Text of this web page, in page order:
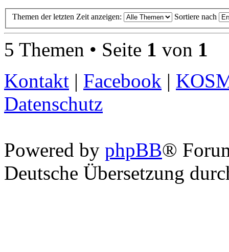
Themen der letzten Zeit anzeigen: Sortiere nach
5 Themen • Seite 1 von 1
Kontakt | Facebook |
Datenschutz
Powered by phpBB®
Deutsche Übersetzung